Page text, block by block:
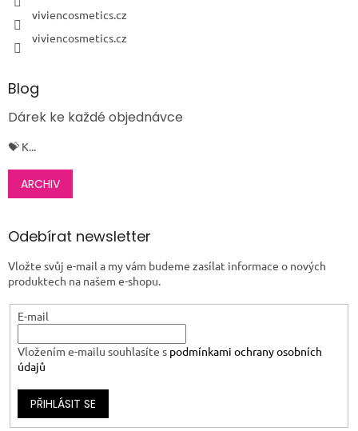
viviencosmetics.cz
viviencosmetics.cz
Blog
Dárek ke každé objednávce
💝 K...
ARCHIV
Odebírat newsletter
Vložte svůj e-mail a my vám budeme zasílat informace o nových
produktech na našem e-shopu.
E-mail
Vložením e-mailu souhlasíte s podmínkami ochrany osobních
údajů
PŘIHLÁSIT SE